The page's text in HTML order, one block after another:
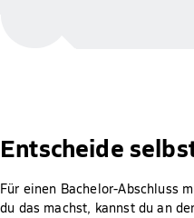
Entscheide
Für einen Bachelor-Abschluss
du das machst, kannst du an